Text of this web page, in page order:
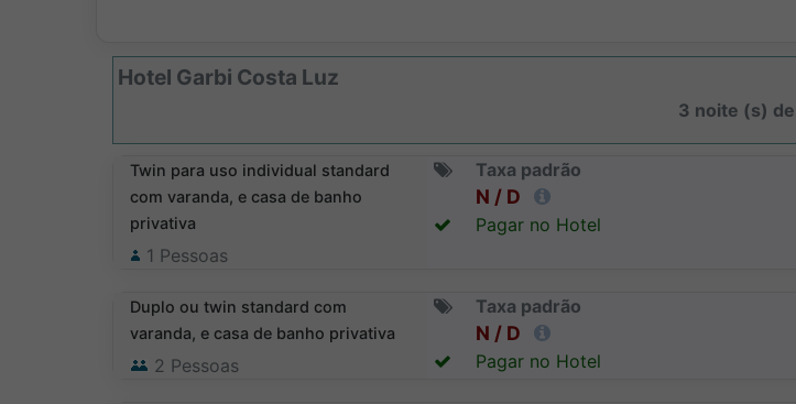
Hotel Garbi Costa Luz
3 noite (s)
Twin para uso individual standard
com varanda, e casa de banho
privativa
1 Pessoas
Taxa padrão
N / D
Pagar no Hotel
Duplo ou twin standard com
varanda, e casa de banho privativa
2 Pessoas
Taxa padrão
N / D
Pagar no Hotel